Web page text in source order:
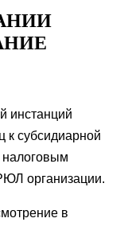
инстанций
к субсидиарной
налоговым
организации.
в